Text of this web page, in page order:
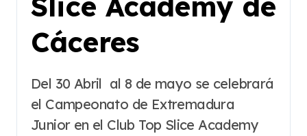
Cáceres
Del 30 Abril al 8 de mayo se celebrará
el Campeonato de Extremadura
Junior en el Club Top Slice Academy